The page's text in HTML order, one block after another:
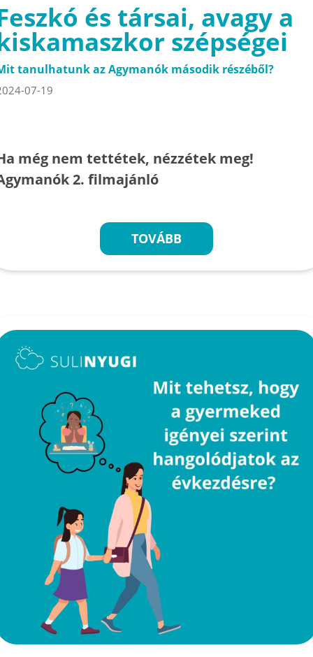
és társai, avagy a
szépségei
tanulhatunk az Agymanók második részéből?
07-19
még nem tettétek, nézzétek meg!
2. filmajánló
TOVÁBB